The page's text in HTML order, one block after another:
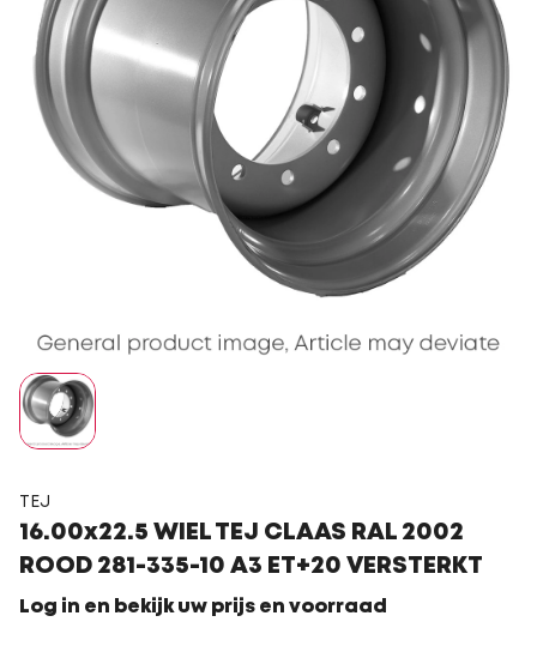
TEJ
16.00x22.5 WIEL TEJ CLAAS RAL 2002
ROOD 281-335-10 A3 ET+20 VERSTERKT
Log in en bekijk uw prijs en voorraad